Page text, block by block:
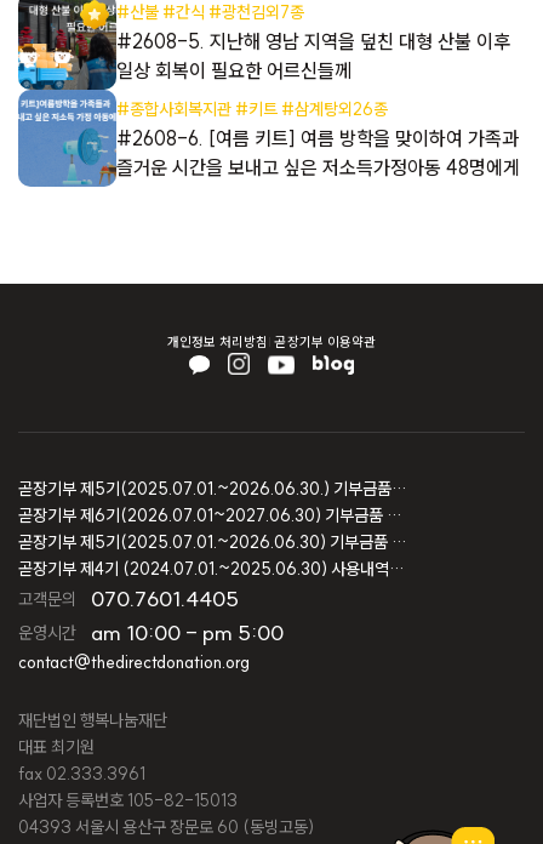
#산불 #간식 #광천김외7종
#2608-5. 지난해 영남 지역을 덮친 대형 산불 이후
일상 회복이 필요한 어르신들께
#종합사회복지관 #키트 #삼계탕외26종
#2608-6. [여름 키트] 여름 방학을 맞이하여 가족과
즐거운 시간을 보내고 싶은 저소득가정아동 48명에게
개인정보 처리방침 곧장기부 이용약관
고객문의 070.7601.4405
운영시간 am 10:00 - pm 5:00
contact@thedirectdonation.org
재단법인 행복나눔재단
대표 최기원
fax 02.333.3961
사업자 등록번호 105-82-15013
04393 서울시 용산구 장문로 60 (동빙고동)
곧장기부 제5기(2025.07.01.~2026.06.30.) 기부금품 모집결과 보고
곧장기부 제6기(2026.07.01~2027.06.30) 기부금품 모집등록 보고
곧장기부 제5기(2025.07.01.~2026.06.30) 기부금품 모집등록 보고
곧장기부 제4기 (2024.07.01.~2025.06.30) 사용내역 및 회계감사 보고